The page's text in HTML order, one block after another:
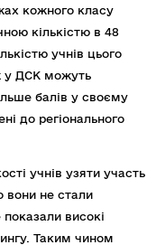
кожного класу
кількістю в 48
учнів цього
у ДСК можуть
балів у своєму
до регіонального
учнів узяти участь
вони не стали
високі
Таким чином